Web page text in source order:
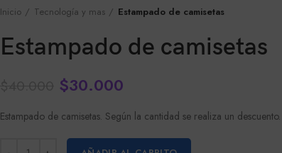
Inicio Tecnología y mas Estampado de camisetas
Estampado de camisetas
$30.000
Estampado de camisetas. Según la cantidad se realiza un descuento.